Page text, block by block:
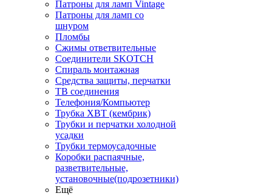
Патроны для ламп Vintage
Патроны для ламп со
шнуром
Пломбы
Сжимы ответвительные
Соединители SKOTCH
Спираль монтажная
Средства защиты, перчатки
ТВ соединения
Телефония/Компьютер
Трубка ХВТ (кембрик)
Трубки и перчатки холодной
усадки
Трубки термоусадочные
Коробки распаячные,
разветвительные,
установочные(подрозетники)
Ещё